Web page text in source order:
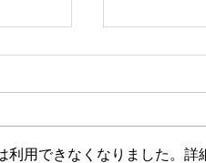
利用できなくなりました。